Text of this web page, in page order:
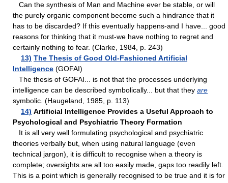
Can the synthesis of Man and Machine ever be stable, or will
the purely organic component become such a hindrance that it
has to be discarded? If this eventually happens-and I have... good
reasons for thinking that it must-we have nothing to regret and
certainly nothing to fear. (Clarke, 1984, p. 243)
13) The Thesis of Good Old-Fashioned Artificial
Intelligence (GOFAI)
The thesis of GOFAI... is not that the processes underlying
intelligence can be described symbolically... but that they are
symbolic. (Haugeland, 1985, p. 113)
14) Artificial Intelligence Provides a Useful Approach to
Psychological and Psychiatric Theory Formation
It is all very well formulating psychological and psychiatric
theories verbally but, when using natural language (even
technical jargon), it is difficult to recognise when a theory is
complete; oversights are all too easily made, gaps too readily left.
This is a point which is generally recognised to be true and it is for